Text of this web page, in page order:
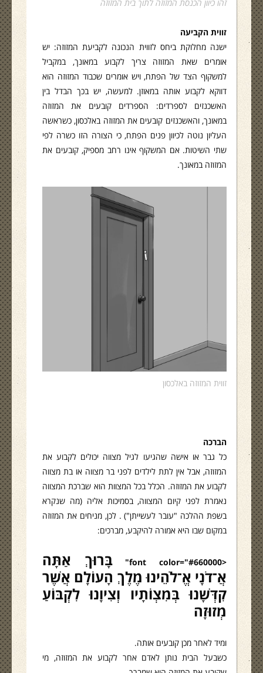
זהו כיוון הכנסת המזוזה לתוך בית המזוזה
זווית הקביעה
ישנה מחלוקת ביחס לזווית הנכונה לקביעת המזוזה: יש
אומרים שאת המזוזה צריך לקבוע במאונך, במקביל
למשקוף הצד של הפתח, ויש אומרים שכבוד המזוזה הוא
דווקא לקבוע אותה במאוזן. למעשה, יש בכך הבדל בין
האשכנזים לספרדים: הספרדים קובעים את המזוזה
במאונך, והאשכנזים קובעים את המזוזה באלכסון, כשראשה
העליון נוטה לכיוון פנים הפתח, כי הצורה הזו כשרה לפי
שתי השיטות. אם המשקוף אינו רחב מספיק, קובעים את
המזוזה במאונך.
זווית המזוזה באלכסון
הברכה
כל גבר או אישה שהגיעו לגיל מצווה יכולים לקבוע את
המזוזה, אבל אין לתת לילדים לפני בר מצווה או בת מצווה
לקבוע את המזוזה. הכלל בכל המצוות הוא שברכת המצווה
נאמרת לפני קיום המצווה, בסמיכות אליה (מה שנקרא
בשפת ההלכה "עובר לעשייתן") . לכן, מניחים את המזוזה
במקום שבו היא אמורה להיקבע, מברכים:
<font color="#660000"
בָּרוּךְ אַתָּה
אֲ־דֹנָי אֱ־לֹהֵינוּ מֶלֶךְ הָעוֹלָם אֲשֶׁר
קִדְּשָׁנוּ בְּמִצְוֹתָיו וְצִיוָנוּ לִקְבּוֹעַ
מְזוּזָה
ומיד לאחר מכן קובעים אותה.
כשבעל הבית נותן לאדם אחר לקבוע את המזוזה, מי